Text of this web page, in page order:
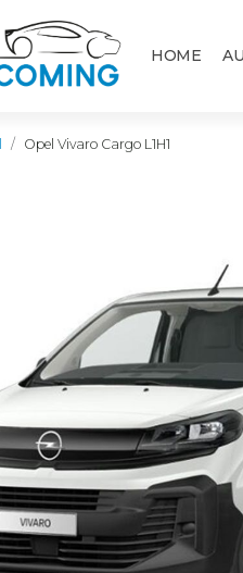
HOME
Opel Vivaro Cargo L1H1